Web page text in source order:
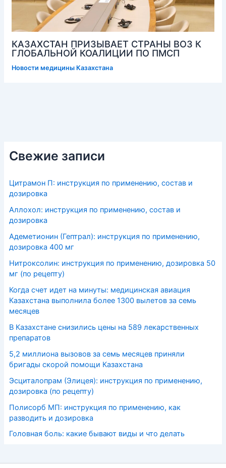
КАЗАХСТАН ПРИЗЫВАЕТ СТРАНЫ ВОЗ К
ГЛОБАЛЬНОЙ КОАЛИЦИИ ПО ПМСП
Новости медицины Казахстана
Свежие записи
Цитрамон П: инструкция по применению, состав и
дозировка
Аллохол: инструкция по применению, состав и
дозировка
Адеметионин (Гептрал): инструкция по применению,
дозировка 400 мг
Нитроксолин: инструкция по применению, дозировка 50
мг (по рецепту)
Когда счет идет на минуты: медицинская авиация
Казахстана выполнила более 1300 вылетов за семь
месяцев
В Казахстане снизились цены на 589 лекарственных
препаратов
5,2 миллиона вызовов за семь месяцев приняли
бригады скорой помощи Казахстана
Эсциталопрам (Элицея): инструкция по применению,
дозировка (по рецепту)
Полисорб МП: инструкция по применению, как
разводить и дозировка
Головная боль: какие бывают виды и что делать